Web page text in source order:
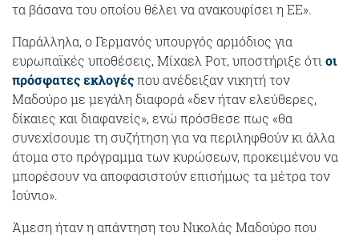
τα βάσανα του οποίου θέλει να ανακουφίσει η ΕΕ».
Παράλληλα, ο Γερμανός υπουργός αρμόδιος για
ευρωπαϊκές υποθέσεις, Μίχαελ Ροτ, υποστήριξε ότι οι
πρόσφατες εκλογέςπου ανέδειξαν νικητή τον
Μαδούρο με μεγάλη διαφορά «δεν ήταν ελεύθερες,
δίκαιες και διαφανείς», ενώ πρόσθεσε πως «θα
συνεχίσουμε τη συζήτηση για να περιληφθούν κι άλλα
άτομα στο πρόγραμμα των κυρώσεων, προκειμένου να
μπορέσουν να αποφασιστούν επισήμως τα μέτρα τον
Ιούνιο».
Άμεση ήταν η απάντηση του Νικολάς Μαδούρο που